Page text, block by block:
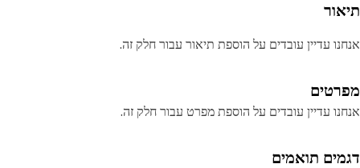
עדיין עובדים על הוספת תיאור עבור חלק זה.
עדיין עובדים על הוספת מפרט עבור חלק זה.
תואמים